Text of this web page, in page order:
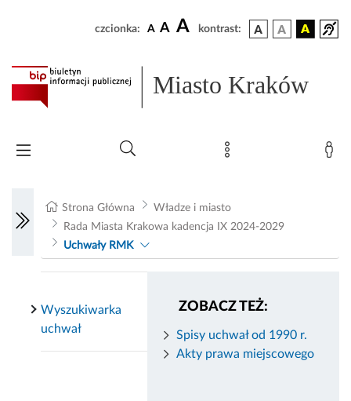
czcionka: A A A kontrast:
Miasto Kraków
Strona Główna
Władze i miasto
Rada Miasta Krakowa kadencja IX 2024-2029
Uchwały RMK
ZOBACZ TEŻ:
Spisy uchwał od 1990 r.
Akty prawa miejscowego
Wyszukiwarka
uchwał